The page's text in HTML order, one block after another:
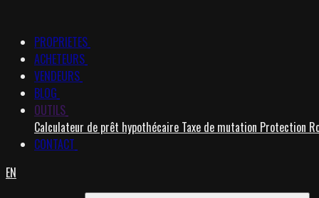
PROPRIETES
ACHETEURS
VENDEURS
BLOG
OUTILS
Calculateur de prêt hypothécaire Taxe de mutation Protection
CONTACT
EN